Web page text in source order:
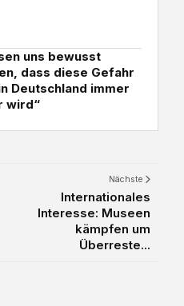
uns bewusst
dass diese Gefahr
Deutschland immer
wird“
Nächste
Internationales
Interesse: Museen
kämpfen um
Überreste...